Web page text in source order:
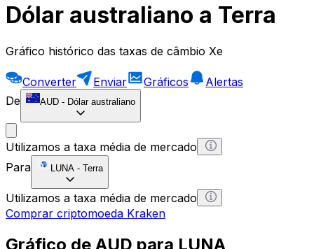
Dólar australiano a Terra
Gráfico histórico das taxas de câmbio Xe
Converter Enviar Gráficos
Alertas
De
AUD - Dólar australiano
Utilizamos a taxa média de mercado
Para
LUNA - Terra
Utilizamos a taxa média de mercado
Comprar criptomoeda Kraken
Gráfico de AUD para LUNA